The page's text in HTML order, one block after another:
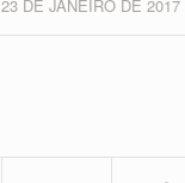
23 DE JANEIRO DE 2017
/